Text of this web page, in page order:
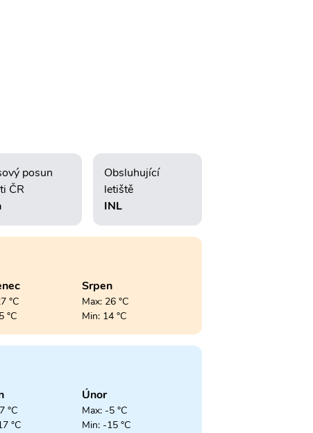
posun
ČR
Obsluhující
letiště
INL
°C
°C
Srpen
Max: 26 °C
Min: 14 °C
°C
°C
Únor
Max: -5 °C
Min: -15 °C